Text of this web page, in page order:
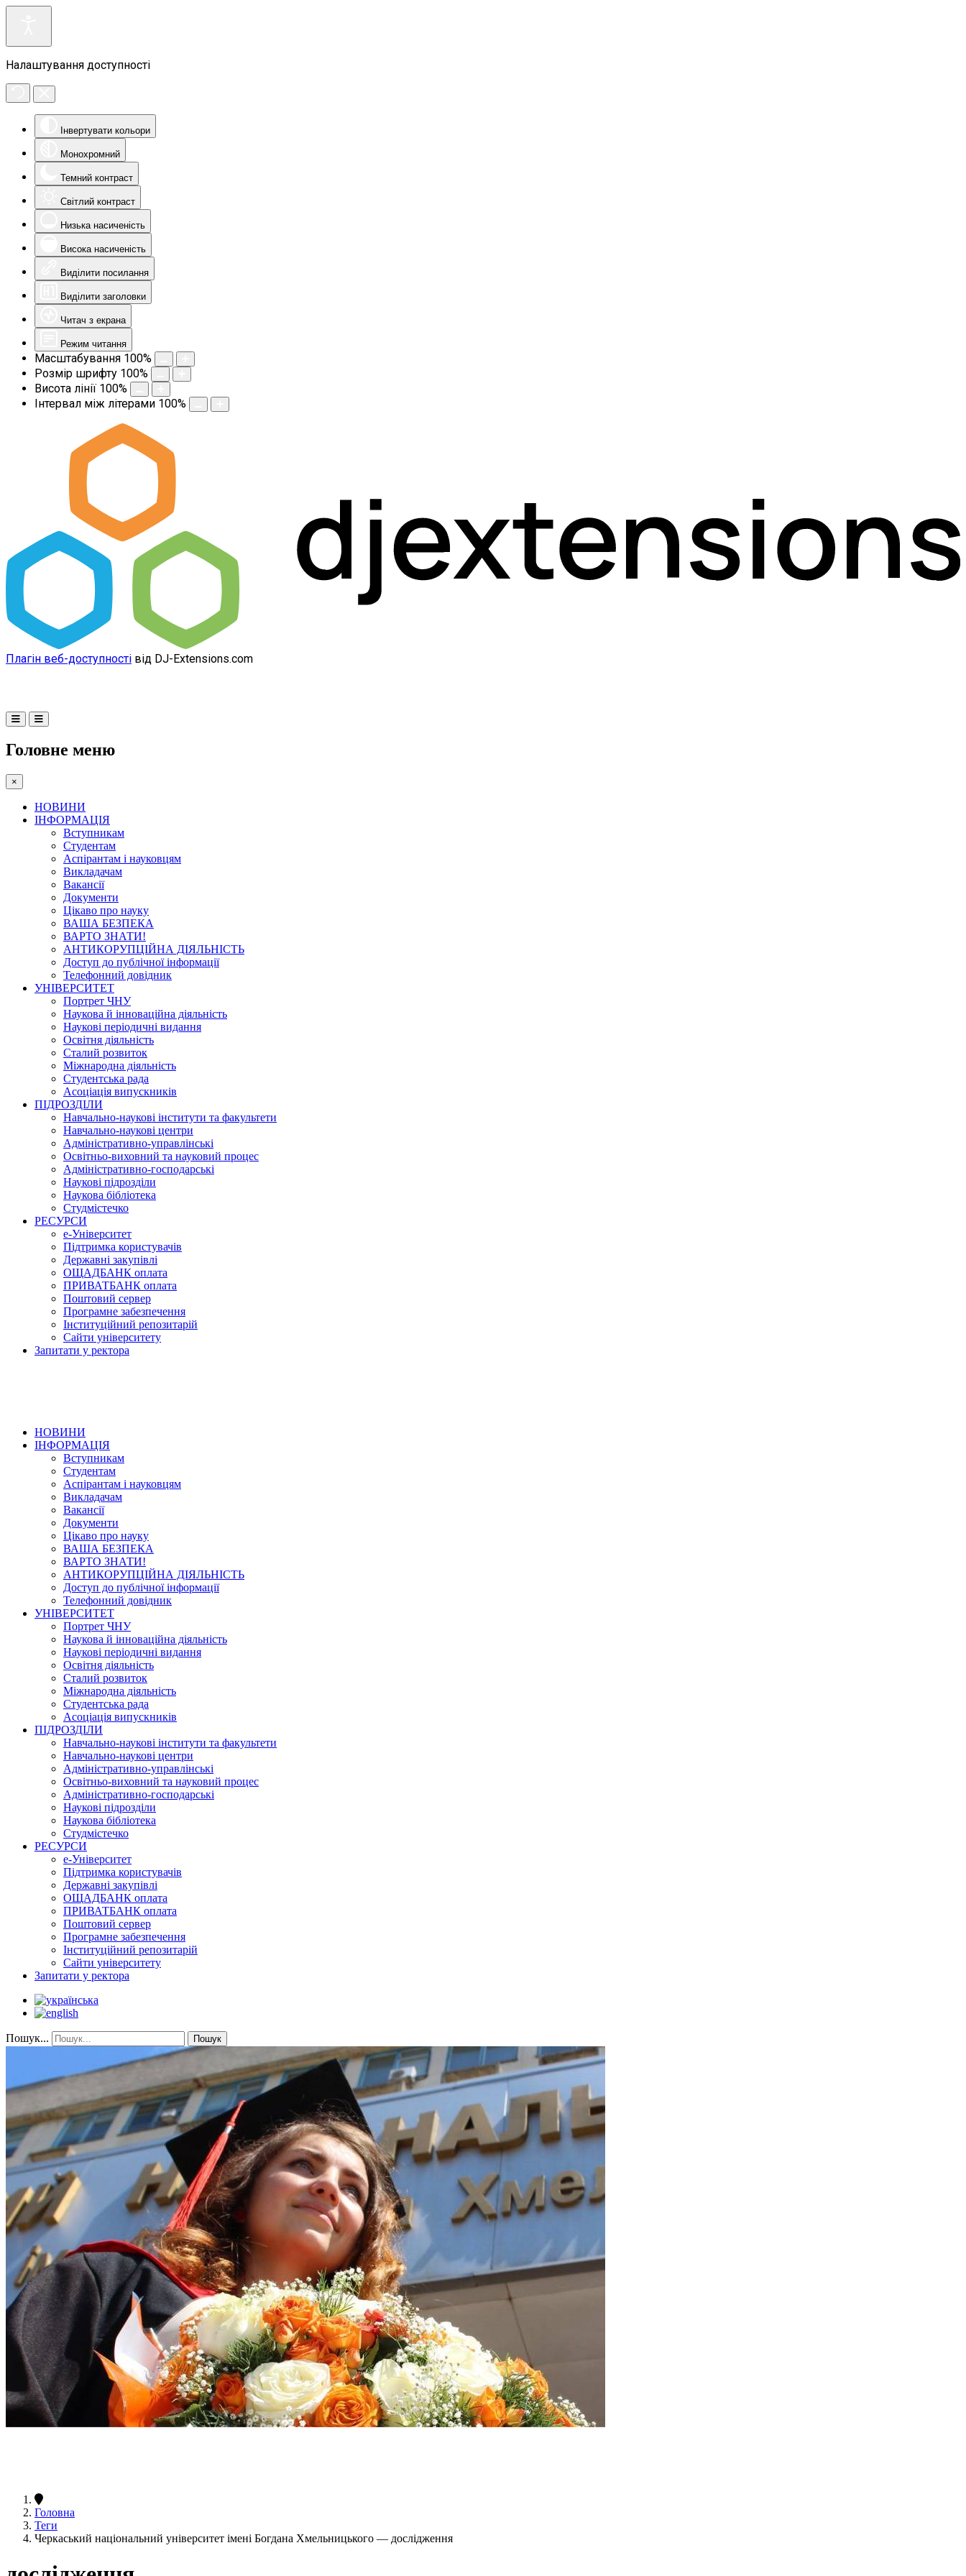
Налаштування доступності
Інвертувати кольори
Монохромний
Темний контраст
Світлий контраст
Низька насиченість
Висока насиченість
Виділити посилання
Виділити заголовки
Читач з екрана
Режим читання
Масштабування 100%
Розмір шрифту 100%
Висота лінії 100%
Інтервал між літерами 100%
Плагін веб-доступності від DJ-Extensions.com
Головне меню
×
НОВИНИ
ІНФОРМАЦІЯ
Вступникам
Студентам
Аспірантам і науковцям
Викладачам
Вакансії
Документи
Цікаво про науку
ВАША БЕЗПЕКА
ВАРТО ЗНАТИ!
АНТИКОРУПЦІЙНА ДІЯЛЬНІСТЬ
Доступ до публічної інформації
Телефонний довідник
УНІВЕРСИТЕТ
Портрет ЧНУ
Наукова й інноваційна діяльність
Наукові періодичні видання
Освітня діяльність
Сталий розвиток
Міжнародна діяльність
Студентська рада
Асоціація випускників
ПІДРОЗДІЛИ
Навчально-наукові інститути та факультети
Навчально-наукові центри
Адміністративно-управлінські
Освітньо-виховний та науковий процес
Адміністративно-господарські
Наукові підрозділи
Наукова бібліотека
Студмістечко
РЕСУРСИ
е-Університет
Підтримка користувачів
Державні закупівлі
ОЩАДБАНК оплата
ПРИВАТБАНК оплата
Поштовий сервер
Програмне забезпечення
Інституційний репозитарій
Сайти університету
Запитати у ректора
НОВИНИ
ІНФОРМАЦІЯ
Вступникам
Студентам
Аспірантам і науковцям
Викладачам
Вакансії
Документи
Цікаво про науку
ВАША БЕЗПЕКА
ВАРТО ЗНАТИ!
АНТИКОРУПЦІЙНА ДІЯЛЬНІСТЬ
Доступ до публічної інформації
Телефонний довідник
УНІВЕРСИТЕТ
Портрет ЧНУ
Наукова й інноваційна діяльність
Наукові періодичні видання
Освітня діяльність
Сталий розвиток
Міжнародна діяльність
Студентська рада
Асоціація випускників
ПІДРОЗДІЛИ
Навчально-наукові інститути та факультети
Навчально-наукові центри
Адміністративно-управлінські
Освітньо-виховний та науковий процес
Адміністративно-господарські
Наукові підрозділи
Наукова бібліотека
Студмістечко
РЕСУРСИ
е-Університет
Підтримка користувачів
Державні закупівлі
ОЩАДБАНК оплата
ПРИВАТБАНК оплата
Поштовий сервер
Програмне забезпечення
Інституційний репозитарій
Сайти університету
Запитати у ректора
Пошук... Пошук
Головна
Теги
Черкаський національний університет імені Богдана Хмельницького — дослідження